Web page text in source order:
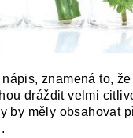
znamená to,
dráždit velmi
by měly obsahovat